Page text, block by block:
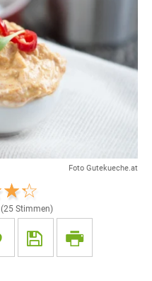
Foto Gutekueche.at
(25Stimmen)